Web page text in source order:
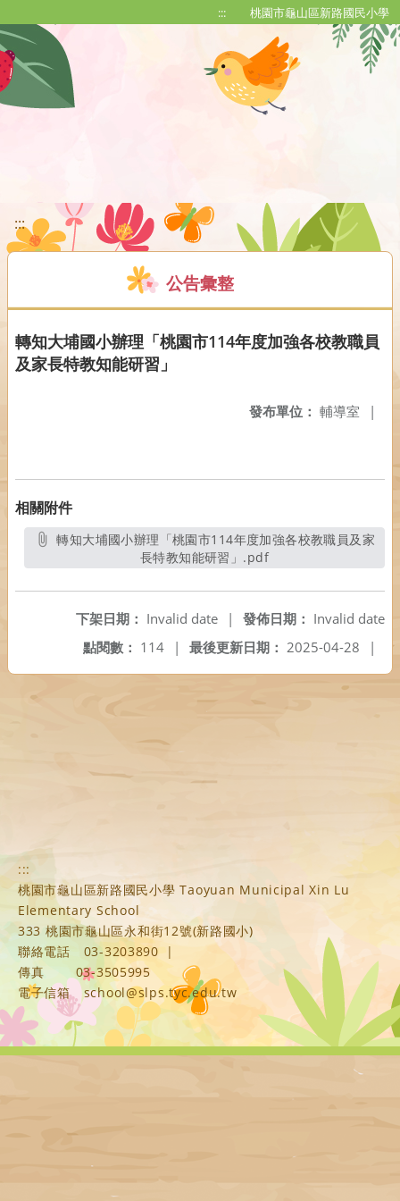
::: 桃園市龜山區新路國民小學
:::
公告彙整
轉知大埔國小辦理「桃園市114年度加強各校教職員
及家長特教知能研習」
發布單位： 輔導室 |
相關附件
轉知大埔國小辦理「桃園市114年度加強各校教職員及家
長特教知能研習」.pdf另開新視窗
發佈日期： Invalid date
下架日期： Invalid date
|
最後更新日期： 2025-04-28 |
點閱數： 114 |
:::
桃園市龜山區新路國民小學 Taoyuan Municipal Xin Lu
Elementary School
333 桃園市龜山區永和街12號(新路國小)
聯絡電話
03-3203890
|
傳真
03-3505995
電子信箱
school@slps.tyc.edu.tw